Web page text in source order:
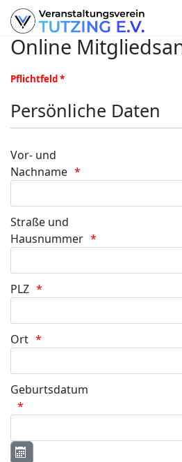
Online
Pflichtfeld *
Persönliche Daten
Vor- und
Nachname
Straße und
Hausnummer
PLZ
Ort
Geburtsdatum